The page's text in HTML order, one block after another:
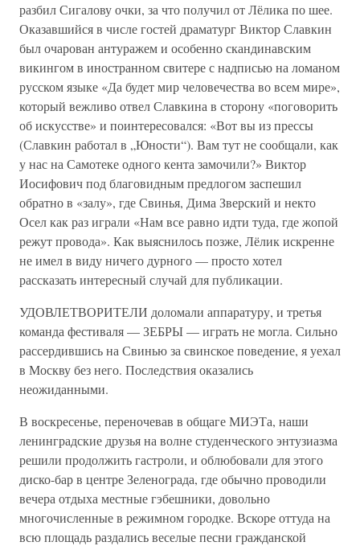
разбил Сигалову очки, за что получил от Лёлика по шее.
Оказавшийся в числе гостей драматург Виктор Славкин
был очарован антуражем и особенно скандинавским
викингом в иностранном свитере с надписью на ломаном
русском языке «Да будет мир человечества во всем мире»,
который вежливо отвел Славкина в сторону «поговорить
об искусстве» и поинтересовался: «Вот вы из прессы
(Славкин работал в „Юности“). Вам тут не сообщали, как
у нас на Самотеке одного кента замочили?» Виктор
Иосифович под благовидным предлогом заспешил
обратно в «залу», где Свинья, Дима Зверский и некто
Осел как раз играли «Нам все равно идти туда, где жопой
режут провода». Как выяснилось позже, Лёлик искренне
не имел в виду ничего дурного — просто хотел
рассказать интересный случай для публикации.
УДОВЛЕТВОРИТЕЛИ доломали аппаратуру, и третья
команда фестиваля — ЗЕБРЫ — играть не могла. Сильно
рассердившись на Свинью за свинское поведение, я уехал
в Москву без него. Последствия оказались
неожиданными.
В воскресенье, переночевав в общаге МИЭТа, наши
ленинградские друзья на волне студенческого энтузиазма
решили продолжить гастроли, и облюбовали для этого
диско-бар в центре Зеленограда, где обычно проводили
вечера отдыха местные гэбешники, довольно
многочисленные в режимном городке. Вскоре оттуда на
всю площадь раздались веселые песни гражданской